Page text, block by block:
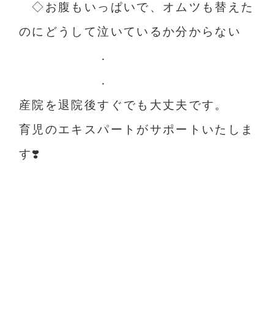
◇お腹もいっぱいで、オムツも替えた
のにどうして泣いているか分からない
．
．
産院を退院後すぐでも大丈夫です。
育児のエキスパートがサポートいたしま
す❣️